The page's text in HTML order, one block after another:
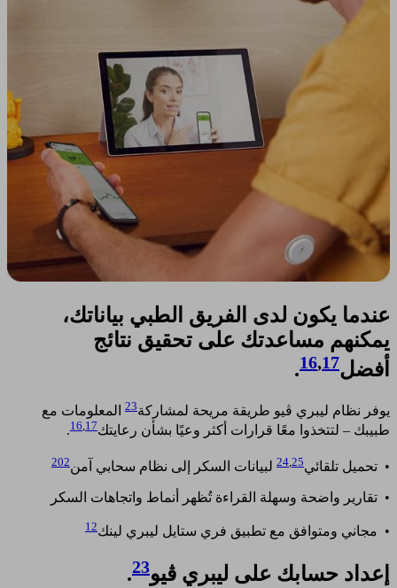
عندما يكون لدى الفريق الطبي بياناتك،
يمكنهم مساعدتك على تحقيق نتائج
أفضل
16,17
.
يوفر نظام ليبري ڤيو طريقة مريحة لمشاركة23 المعلومات مع
طبيبك – لتتخذوا معًا قرارات أكثر وعيًا بشأن رعايتك
16,17
.
• تحميل تلقائي 24 25 لبيانات السكر إلى نظام سحابي آمن202
• تقارير واضحة وسهلة القراءة تُظهر أنماط واتجاهات السكر
• مجاني ومتوافق مع تطبيق فري ستايل ليبري لينك12
إعداد حسابك على ليبري ڤيو23
.